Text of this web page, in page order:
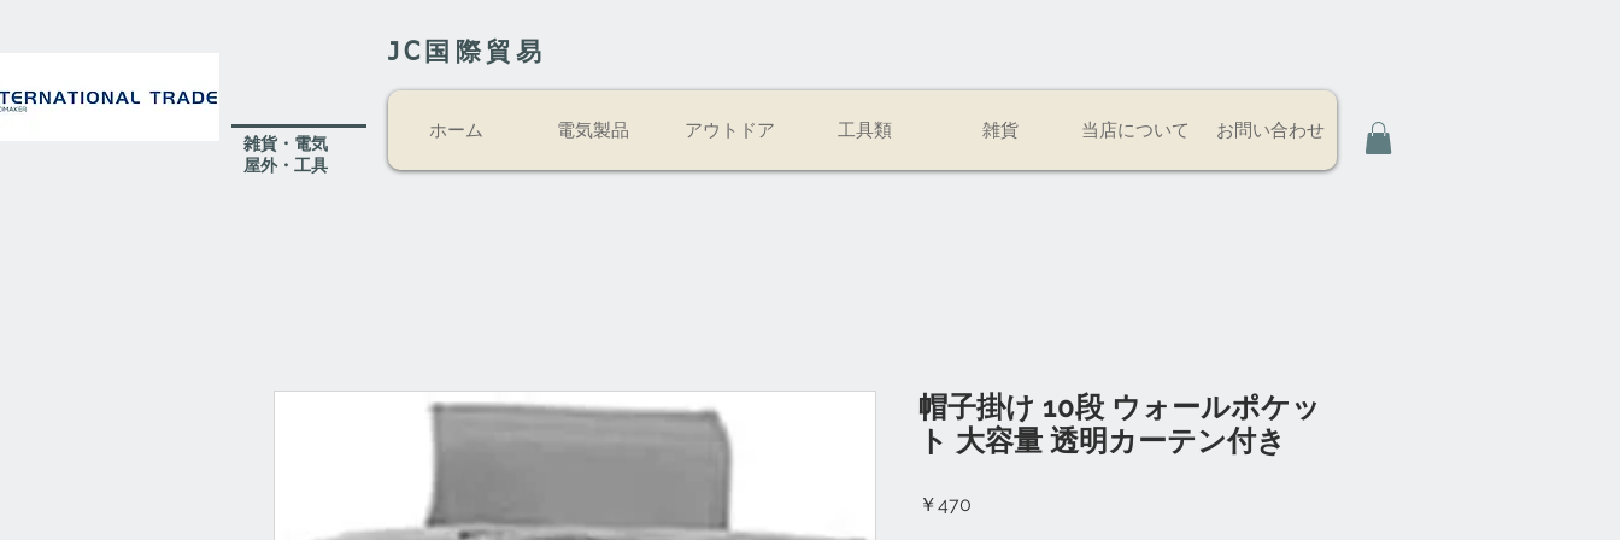
JC国際貿易
​雑貨・電気
​屋外・工具
ホーム 電気製品 アウトドア 工具類 雑貨 当店について お問い合わせ
帽子掛け 10段 ウォールポケッ
ト 大容量 透明カーテン付き
￥470